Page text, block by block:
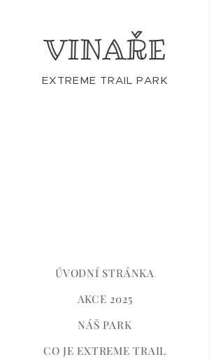
VINAŘE
EXTREME TRAIL PARK
ÚVODNÍ STRÁNKA
AKCE 2025
NÁŠ PARK
CO JE EXTREME TRAIL